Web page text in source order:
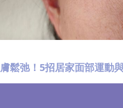
鬆弛！5招居家面部運動